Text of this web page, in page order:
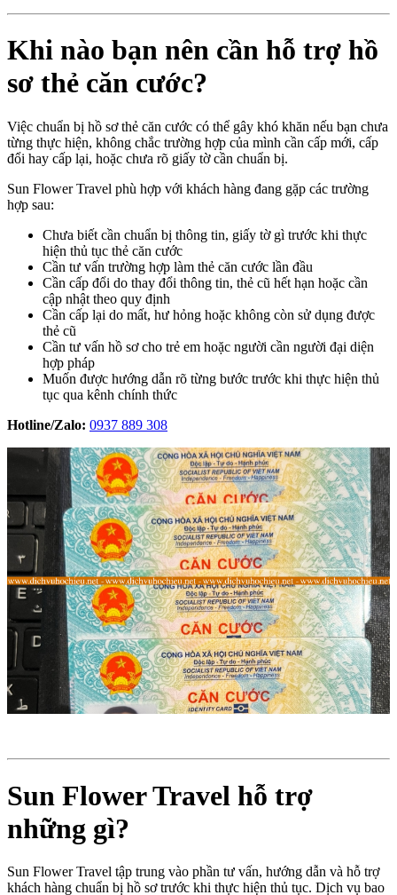
Khi nào bạn nên cần hỗ trợ hồ
sơ thẻ căn cước?
Việc chuẩn bị hồ sơ thẻ căn cước có thể gây khó khăn nếu bạn chưa
từng thực hiện, không chắc trường hợp của mình cần cấp mới, cấp
đổi hay cấp lại, hoặc chưa rõ giấy tờ cần chuẩn bị.
Sun Flower Travel phù hợp với khách hàng đang gặp các trường
hợp sau:
Chưa biết cần chuẩn bị thông tin, giấy tờ gì trước khi thực
hiện thủ tục thẻ căn cước
Cần tư vấn trường hợp làm thẻ căn cước lần đầu
Cần cấp đổi do thay đổi thông tin, thẻ cũ hết hạn hoặc cần
cập nhật theo quy định
Cần cấp lại do mất, hư hỏng hoặc không còn sử dụng được
thẻ cũ
Cần tư vấn hồ sơ cho trẻ em hoặc người cần người đại diện
hợp pháp
Muốn được hướng dẫn rõ từng bước trước khi thực hiện thủ
tục qua kênh chính thức
Hotline/Zalo: 0937 889 308
Sun Flower Travel hỗ trợ
những gì?
Sun Flower Travel tập trung vào phần tư vấn, hướng dẫn và hỗ trợ
khách hàng chuẩn bị hồ sơ trước khi thực hiện thủ tục. Dịch vụ bao